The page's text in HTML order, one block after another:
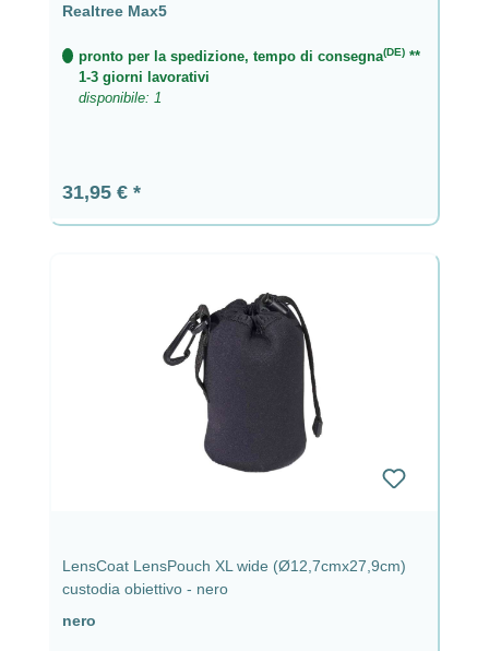
Realtree Max5
pronto per la spedizione, tempo di consegna(DE) **
1-3 giorni lavorativi
disponibile: 1
Prezzo normale:
31,95 €
LensCoat LensPouch XL wide (Ø12,7cmx27,9cm)
custodia obiettivo - nero
nero